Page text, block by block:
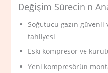
Değişim Sürecinin
Soğutucu gazın güvenli
tahliyesi
Eski kompresör ve
Yeni kompresörün